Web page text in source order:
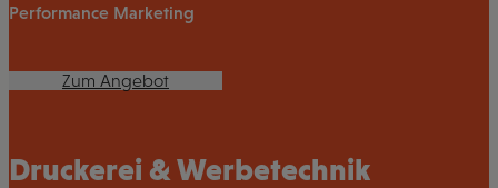
Performance Marketing
Zum Angebot
Druckerei & Werbetechnik